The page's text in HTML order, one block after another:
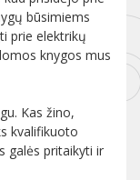
būsimiems
prie elektrikų
knygos mus
Kas žino,
kvalifikuoto
galės pritaikyti ir